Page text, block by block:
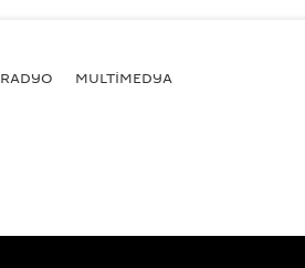
RADYO MULTİMEDYA